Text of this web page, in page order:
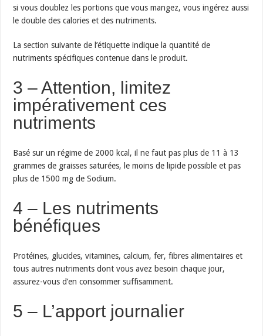
si vous doublez les portions que vous mangez, vous ingérez aussi
le double des calories et des nutriments.
La section suivante de l’étiquette indique la quantité de
nutriments spécifiques contenue dans le produit.
3 – Attention, limitez
impérativement ces
nutriments
Basé sur un régime de 2000 kcal, il ne faut pas plus de 11 à 13
grammes de graisses saturées, le moins de lipide possible et pas
plus de 1500 mg de Sodium.
4 – Les nutriments
bénéfiques
Protéines, glucides, vitamines, calcium, fer, fibres alimentaires et
tous autres nutriments dont vous avez besoin chaque jour,
assurez-vous d’en consommer suffisamment.
5 – L’apport journalier